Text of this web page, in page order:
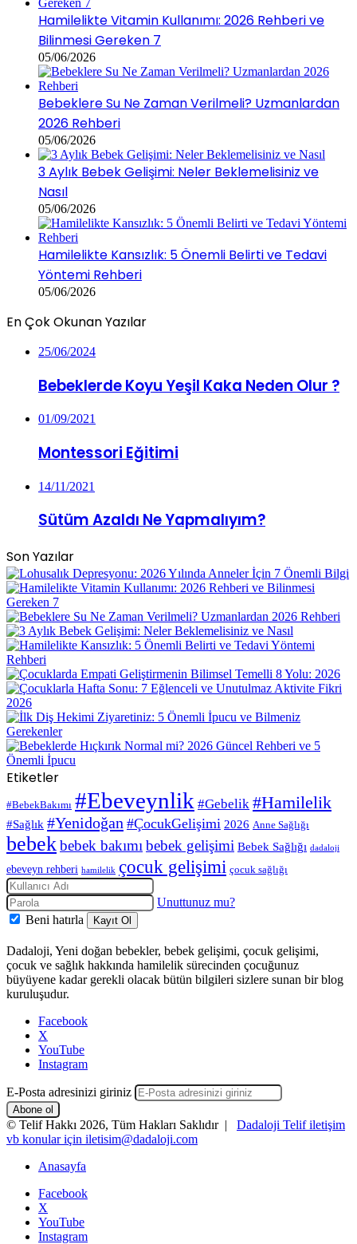
Hamilelikte Vitamin Kullanımı: 2026 Rehberi ve
Bilinmesi Gereken 7
05/06/2026
Bebeklere Su Ne Zaman Verilmeli? Uzmanlardan
2026 Rehberi
05/06/2026
3 Aylık Bebek Gelişimi: Neler Beklemelisiniz ve
Nasıl
05/06/2026
Hamilelikte Kansızlık: 5 Önemli Belirti ve Tedavi
Yöntemi Rehberi
05/06/2026
En Çok Okunan Yazılar
25/06/2024
Bebeklerde Koyu Yeşil Kaka Neden Olur ?
01/09/2021
Montessori Eğitimi
14/11/2021
Sütüm Azaldı Ne Yapmalıyım?
Son Yazılar
Etiketler
#BebekBakımı #Ebeveynlik #Gebelik #Hamilelik
#Sağlık #Yenidoğan #ÇocukGelişimi 2026 Anne Sağlığı
bebekbebek bakımı bebek gelişimi Bebek Sağlığı dadaloji
ebeveyn rehberi hamilelik çocuk gelişimi çocuk sağlığı
Unuttunuz mu?
Beni hatırla
Kayıt Ol
Dadaloji, Yeni doğan bebekler, bebek gelişimi, çocuk gelişimi,
çocuk ve sağlık hakkında hamilelik sürecinden çocuğunuz
büyüyene kadar gerekli olacak bütün bilgileri sizlere sunan bir blog
kuruluşudur.
Facebook
X
YouTube
Instagram
E-Posta adresinizi giriniz
© Telif Hakkı 2026, Tüm Hakları Saklıdır | Dadaloji Telif iletişim
vb konular için iletisim@dadaloji.com
Anasayfa
Facebook
X
YouTube
Instagram